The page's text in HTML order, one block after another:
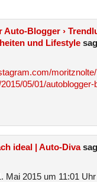
Blogger ›
und Lifestyle
moritznolte/
05/01/autoblogger-
ideal | Auto-Diva
Mai 2015 um 11:01